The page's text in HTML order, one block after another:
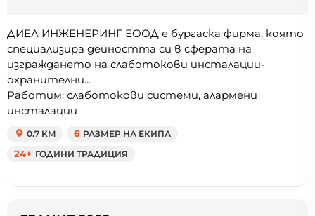
ДИЕЛ ИНЖЕНЕРИНГ ЕООД е бургаска фирма, която
специализира дейността си в сферата на
изграждането на слаботокови инсталации-
охранителни...
Работим: слаботокови системи, алармени
инсталации
0.7 KM 6 РАЗМЕР НА ЕКИПА
24+ ГОДИНИ ТРАДИЦИЯ